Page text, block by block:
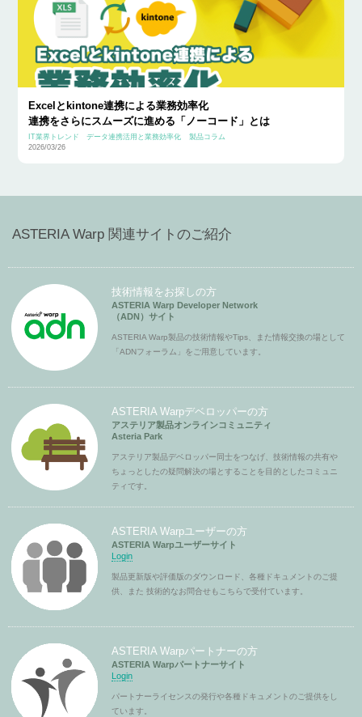
Excelとkintone連携による業務効率化
連携をさらにスムーズに進める「ノーコード」とは
IT業界トレンド データ連携活用と業務効率化
製品コラム
2026/03/26
ASTERIA Warp 関連サイトのご紹介
技術情報をお探しの方
ASTERIA Warp Developer Network
（ADN）サイト
ASTERIA Warp製品の技術情報やTips、また情報交換の場として
「ADNフォーラム」をご用意しています。
ASTERIA Warpデベロッパーの方
アステリア製品オンラインコミュニティ
Asteria Park
アステリア製品デベロッパー同士をつなげ、技術情報の共有や
ちょっとしたの疑問解決の場とすることを目的としたコミュニ
ティです。
ASTERIA Warpユーザーの方
ASTERIA Warpユーザーサイト
Login
製品更新版や評価版のダウンロード、各種ドキュメントのご提
供、また 技術的なお問合せもこちらで受付ています。
ASTERIA Warpパートナーの方
ASTERIA Warpパートナーサイト
Login
パートナーライセンスの発行や各種ドキュメントのご提供をし
ています。